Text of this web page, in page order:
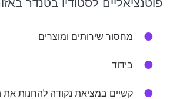
מחסור שירותים ומוצרים
בידוד
קשיים במציאת נקודה להחנות